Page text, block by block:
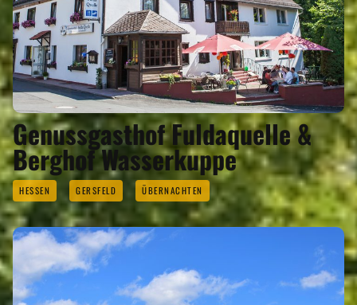
Genussgasthof Fuldaquelle &
Berghof Wasserkuppe
HESSEN GERSFELD ÜBERNACHTEN